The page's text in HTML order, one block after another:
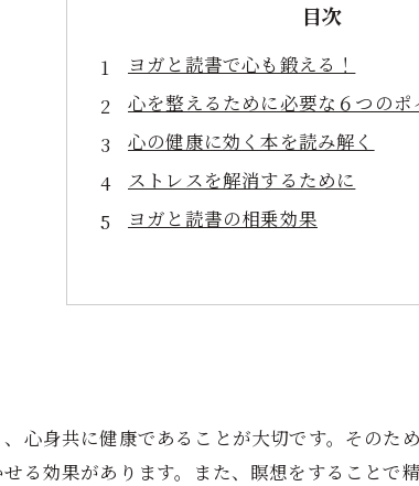
目次
ヨガと読書で心も鍛える！
心を整えるために必要な６つのポ
心の健康に効く本を読み解く
ストレスを解消するために
ヨガと読書の相乗効果
心身共に健康であることが大切です。そのた
る効果があります。また、瞑想をすること